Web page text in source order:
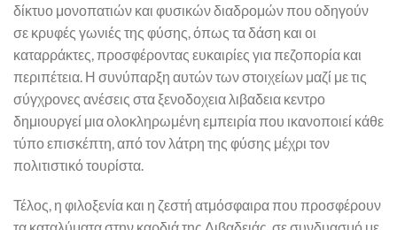
δίκτυο μονοπατιών και φυσικών διαδρομών που οδηγούν
σε κρυφές γωνιές της φύσης, όπως τα δάση και οι
καταρράκτες, προσφέροντας ευκαιρίες για πεζοπορία και
περιπέτεια. Η συνύπαρξη αυτών των στοιχείων μαζί με τις
σύγχρονες ανέσεις στα ξενοδοχεια λιβαδεια κεντρο
δημιουργεί μια ολοκληρωμένη εμπειρία που ικανοποιεί κάθε
τύπο επισκέπτη, από τον λάτρη της φύσης μέχρι τον
πολιτιστικό τουρίστα.
Τέλος, η φιλοξενία και η ζεστή ατμόσφαιρα που προσφέρουν